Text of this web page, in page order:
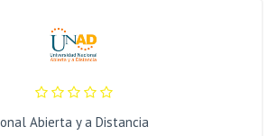
Abierta y a Distancia